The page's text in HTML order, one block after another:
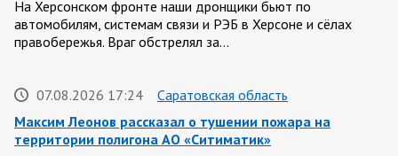
На Херсонском фронте наши дронщики бьют по
автомобилям, системам связи и РЭБ в Херсоне и сёлах
правобережья. Враг обстрелял за…
07.08.2026 17:24
Саратовская область
Максим Леонов рассказал о тушении пожара на
территории полигона АО «Ситиматик»